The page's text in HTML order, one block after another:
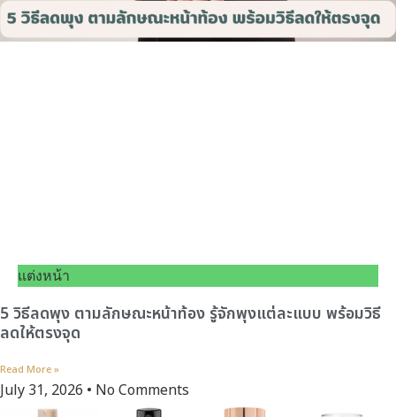
แต่งหน้า
5 วิธีลดพุง ตามลักษณะหน้าท้อง รู้จักพุงแต่ละแบบ พร้อมวิธี
ลดให้ตรงจุด
Read More »
July 31, 2026 No Comments